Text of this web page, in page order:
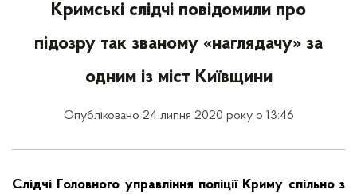
Кримські слідчі повідомили про
підозру так званому «наглядачу» за
одним із міст Київщини
Опубліковано 24 липня 2020 року о 13:46
Слідчі Головного управління поліції Криму спільно з